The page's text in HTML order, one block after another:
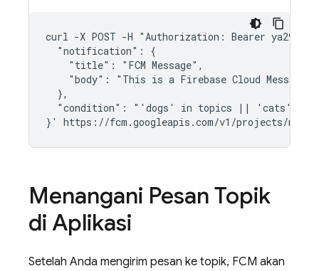
curl -X POST -H "Authorization: Bearer
  "notification": {
    "title": "FCM Message",
"body": "This is a Firebase Cloud
  },
"condition": "'dogs' in topics || 'cats' in
Menangani Pesan Topik
di Aplikasi
Setelah Anda mengirim pesan ke topik, FCM akan